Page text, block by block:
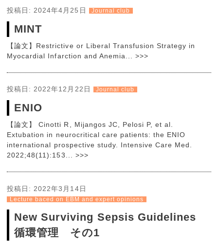
投稿日: 2024年4月25日 Journal club
MINT
【論文】Restrictive or Liberal Transfusion Strategy in
Myocardial Infarction and Anemia... >>>
投稿日:2022年12月22日 Journal club
ENIO
【論文】 Cinotti R, Mijangos JC, Pelosi P, et al.
Extubation in neurocritical care patients: the ENIO
international prospective study. Intensive Care Med.
2022;48(11):153... >>>
投稿日: 2022年3月14日
Lecture baced on EBM and expert opinions
New Surviving Sepsis Guidelines
循環管理 その1